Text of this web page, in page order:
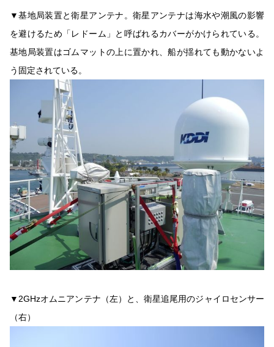
▼基地局装置と衛星アンテナ。衛星アンテナは海水や潮風の影響
を避けるため「レドーム」と呼ばれるカバーがかけられている。
基地局装置はゴムマットの上に置かれ、船が揺れても動かないよ
う固定されている。
▼2GHzオムニアンテナ（左）と、衛星追尾用のジャイロセンサー
（右）